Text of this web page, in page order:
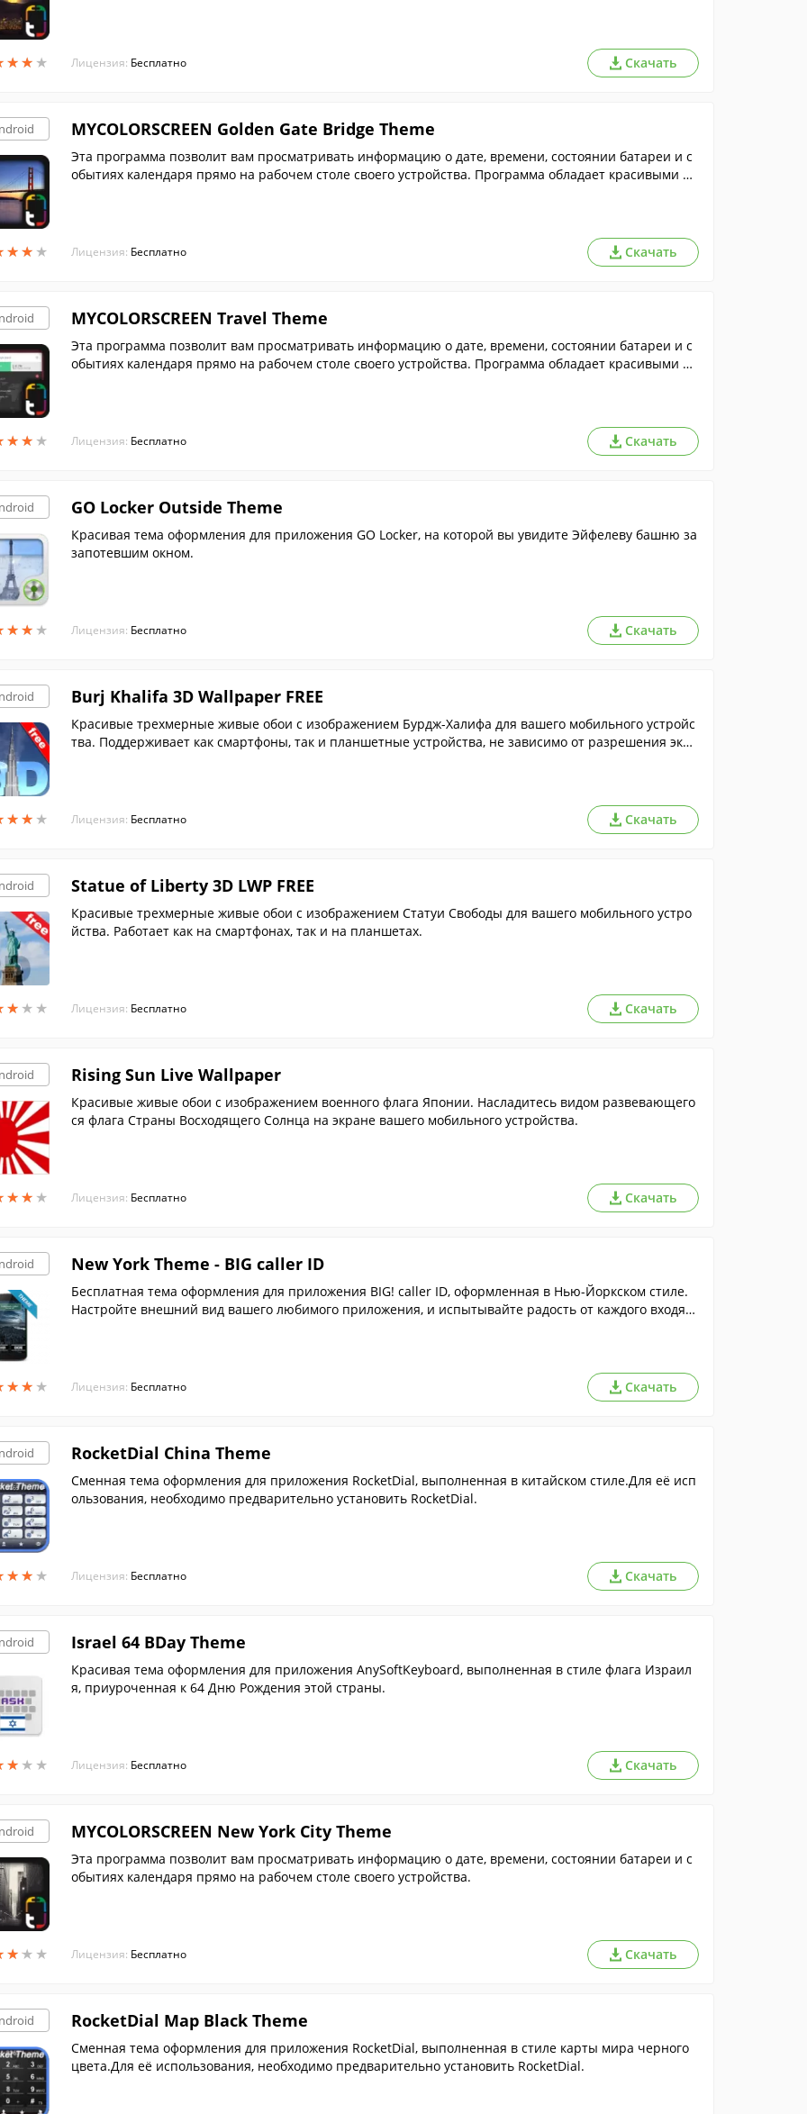
★★ ★
★★ ★ Лицензия: Бесплатно Скачать
★★ ★
★★ ★
MYCOLORSCREEN Golden Gate Bridge Theme
Эта программа позволит вам просматривать информацию о дате, времени, состоянии батареи и с
обытиях календаря прямо на рабочем столе своего устройства. Программа обладает красивыми об
Лицензия: Бесплатно Скачать
★★ ★
★★ ★
MYCOLORSCREEN Travel Theme
Эта программа позволит вам просматривать информацию о дате, времени, состоянии батареи и с
обытиях календаря прямо на рабочем столе своего устройства. Программа обладает красивыми об
Лицензия: Бесплатно Скачать
★★ ★
★★ ★
GO Locker Outside Theme
Красивая тема оформления для приложения GO Locker, на которой вы увидите Эйфелеву башню за
запотевшим окном.
Лицензия: Бесплатно Скачать
★★ ★
★★ ★
Burj Khalifa 3D Wallpaper FREE
Красивые трехмерные живые обои с изображением Бурдж-Халифа для вашего мобильного устройс
тва. Поддерживает как смартфоны, так и планшетные устройства, не зависимо от разрешения экра
Лицензия: Бесплатно Скачать
★ ★ ★
★ ★ ★
Statue of Liberty 3D LWP FREE
Красивые трехмерные живые обои с изображением Статуи Свободы для вашего мобильного устро
йства. Работает как на смартфонах, так и на планшетах.
Лицензия: Бесплатно Скачать
★★ ★
★★ ★
Rising Sun Live Wallpaper
Красивые живые обои с изображением военного флага Японии. Насладитесь видом развевающего
ся флага Страны Восходящего Солнца на экране вашего мобильного устройства.
Лицензия: Бесплатно Скачать
★★ ★
★★ ★
New York Theme - BIG caller ID
Бесплатная тема оформления для приложения BIG! caller ID, оформленная в Нью-Йоркском стиле.
Настройте внешний вид вашего любимого приложения, и испытывайте радость от каждого входящ
Лицензия: Бесплатно Скачать
★★ ★
★★ ★
RocketDial China Theme
Сменная тема оформления для приложения RocketDial, выполненная в китайском стиле.Для её исп
ользования, необходимо предварительно установить RocketDial.
Лицензия: Бесплатно Скачать
★ ★ ★
★ ★ ★
Israel 64 BDay Theme
Красивая тема оформления для приложения AnySoftKeyboard, выполненная в стиле флага Израил
я, приуроченная к 64 Дню Рождения этой страны.
Лицензия: Бесплатно Скачать
★★ ★
★★ ★
MYCOLORSCREEN New York City Theme
Эта программа позволит вам просматривать информацию о дате, времени, состоянии батареи и с
обытиях календаря прямо на рабочем столе своего устройства.
Лицензия: Бесплатно Скачать
RocketDial Map Black Theme
Сменная тема оформления для приложения RocketDial, выполненная в стиле карты мира черного
цвета.Для её использования, необходимо предварительно установить RocketDial.